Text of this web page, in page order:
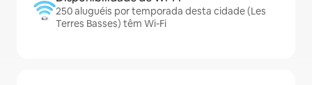
250 aluguéis por temporada desta cidade (Les
Terres Basses) têm Wi-Fi